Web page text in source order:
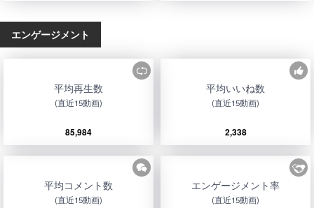
エンゲージメント
平均再生数
(直近15動画)
85,984
平均いいね数
(直近15動画)
2,338
平均コメント数
(直近15動画)
エンゲージメント率
(直近15動画)